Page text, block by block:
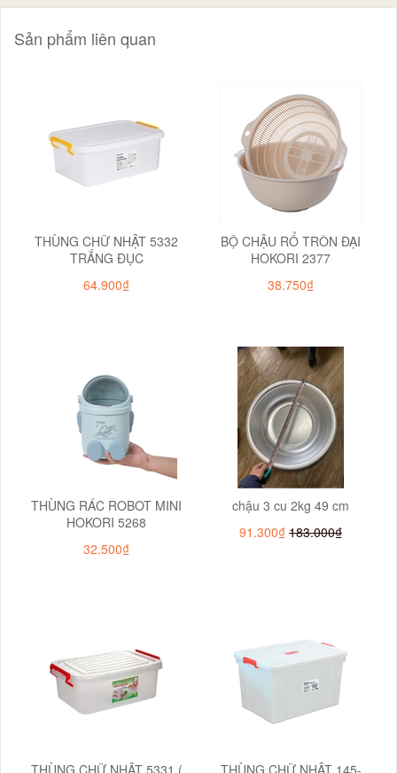
Sản phẩm liên quan
THÙNG CHỮ NHẬT 5332
TRẮNG ĐỤC
64.900₫
BỘ CHẬU RỔ TRÒN ĐẠI
HOKORI 2377
38.750₫
THÙNG RÁC ROBOT MINI
HOKORI 5268
32.500₫
chậu 3 cu 2kg 49 cm
91.300₫ 183.000₫
THÙNG CHỮ NHẬT 5331 (
THÙNG CHỮ NHẬT 145-